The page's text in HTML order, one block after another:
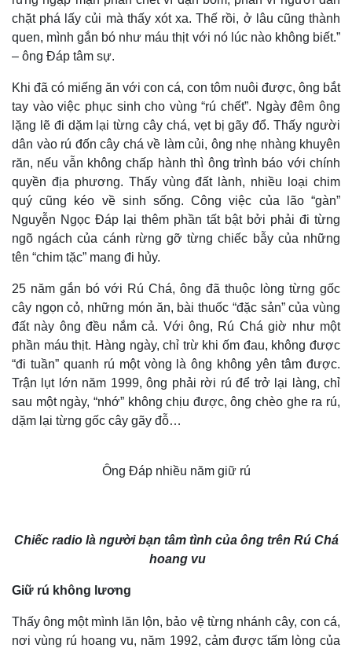
Thể thao
Bóng đá
Lịch thi đấu bóng đá
Thế giới thể thao
Hậu trường
Ô tô - Xe máy
Ô tô
Xe máy
Tư vấn
chặt phá lấy củi mà thấy xót xa. Thế rồi, ở lâu cũng thành
quen, mình gắn bó như máu thịt với nó lúc nào không biết.”
– ông Đáp tâm sự.
Khi đã có miếng ăn với con cá, con tôm nuôi được, ông bắt
tay vào việc phục sinh cho vùng “rú chết”. Ngày đêm ông
lặng lẽ đi dặm lại từng cây chá, vẹt bị gãy đổ. Thấy người
dân vào rú đốn cây chá về làm củi, ông nhẹ nhàng khuyên
răn, nếu vẫn không chấp hành thì ông trình báo với chính
quyền địa phương. Thấy vùng đất lành, nhiều loại chim
quý cũng kéo về sinh sống. Công việc của lão “gàn”
Nguyễn Ngọc Đáp lại thêm phần tất bật bởi phải đi từng
ngõ ngách của cánh rừng gỡ từng chiếc bẫy của những
tên “chim tặc” mang đi hủy.
25 năm gắn bó với Rú Chá, ông đã thuộc lòng từng gốc
cây ngọn cỏ, những món ăn, bài thuốc “đặc sản” của vùng
đất này ông đều nắm cả. Với ông, Rú Chá giờ như một
phần máu thịt. Hàng ngày, chỉ trừ khi ốm đau, không được
“đi tuần” quanh rú một vòng là ông không yên tâm được.
Trận lụt lớn năm 1999, ông phải rời rú để trở lại làng, chỉ
sau một ngày, “nhớ” không chịu được, ông chèo ghe ra rú,
dặm lại từng gốc cây gãy đỗ…
Ông Đáp nhiều năm giữ rú
Chiếc radio là người bạn tâm tình của ông trên Rú Chá
hoang vu
Giữ rú không lương
Thấy ông một mình lăn lộn, bảo vệ từng nhánh cây, con cá,
nơi vùng rú hoang vu, năm 1992, cảm được tấm lòng của